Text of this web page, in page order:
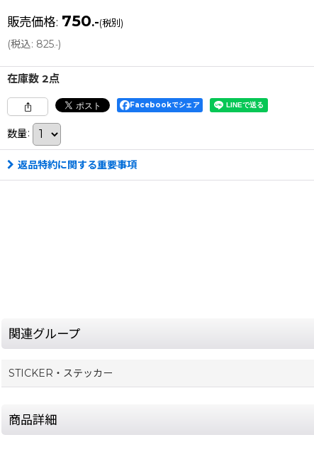
販売価格: 750.-(税別)
(税込: 825.-)
在庫数 2点
Facebookでシェア
数量:
返品特約に関する重要事項
関連グループ
STICKER・ステッカー
商品詳細